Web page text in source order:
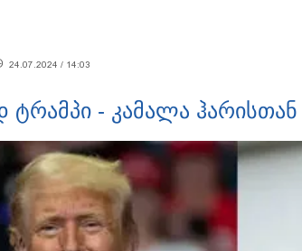
24.07.2024 / 14:03
- კამალა ჰარისთან